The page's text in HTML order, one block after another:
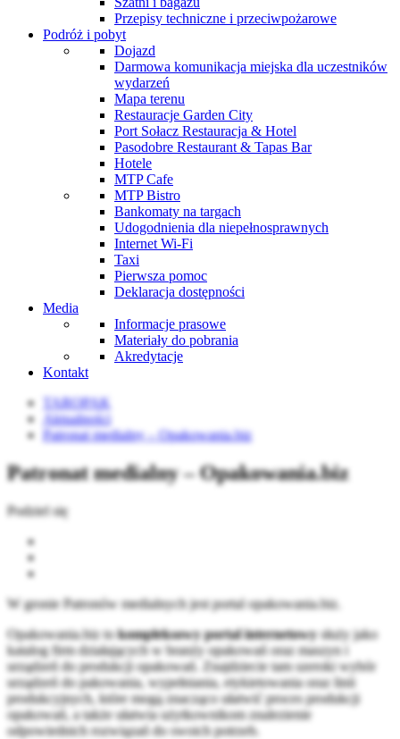
Przepisy techniczne i przeciwpożarowe
Podróż i pobyt
Dojazd
Darmowa komunikacja miejska dla uczestników
wydarzeń
Mapa terenu
Restauracje Garden City
Port Sołacz Restauracja & Hotel
Pasodobre Restaurant & Tapas Bar
Hotele
MTP Cafe
MTP Bistro
Bankomaty na targach
Udogodnienia dla niepełnosprawnych
Internet Wi-Fi
Taxi
Pierwsza pomoc
Deklaracja dostępności
Media
Informacje prasowe
Materiały do pobrania
Akredytacje
Kontakt
TAROPAK
Aktualności
Patronat medialny – Opakowania.biz
Patronat medialny – Opakowania.biz
Podziel się
W gronie Patronów medialnych jest portal opakowania.biz.
Opakowania.biz tokompleksowy portal internetowysłuży jako
katalog firm działających w branży opakowań oraz maszyn i
urządzeń do produkcji opakowań. Znajdziecie tam szeroki wybór
urządzeń do pakowania, wypełniania, etykietowania oraz linii
produkcyjnych, które mogą znacząco ułatwić proces produkcji
opakowań, a także ułatwia użytkownikom znalezienie
odpowiednich rozwiązań do swoich potrzeb.